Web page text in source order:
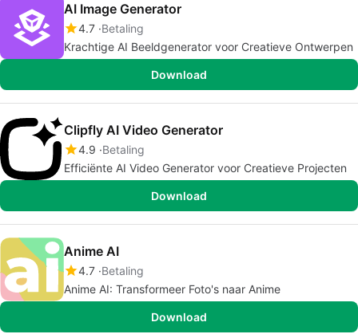
AI Image Generator
4.7 Betaling
Krachtige AI Beeldgenerator voor Creatieve Ontwerpen
Download
Clipfly AI Video Generator
4.9 Betaling
Efficiënte AI Video Generator voor Creatieve Projecten
Download
Anime AI
4.7 Betaling
Anime AI: Transformeer Foto's naar Anime
Download